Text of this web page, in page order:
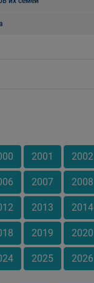
2001 2002
2007 2008
2013 2014
2019 2020
2025 2026